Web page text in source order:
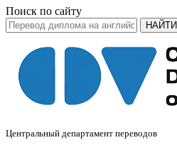
Поиск по сайту
НАЙТИ
Центральный департамент переводов